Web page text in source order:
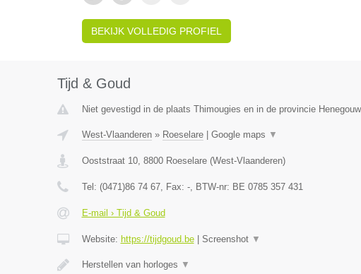
BEKIJK VOLLEDIG PROFIEL
Tijd & Goud
Niet gevestigd in de plaats Thimougies en in de provincie
West-Vlaanderen» Roeselare| Google maps ▼
Ooststraat 10, 8800 Roeselare(West-Vlaanderen)
Tel: (0471)86 74 67, Fax: -, BTW-nr: BE 0785 357 431
E-mail › Tijd & Goud
Website: https://tijdgoud.be| Screenshot ▼
Herstellen van horloges ▼